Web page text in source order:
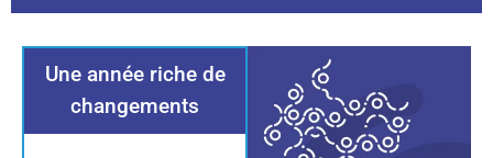
Une année riche de
changements